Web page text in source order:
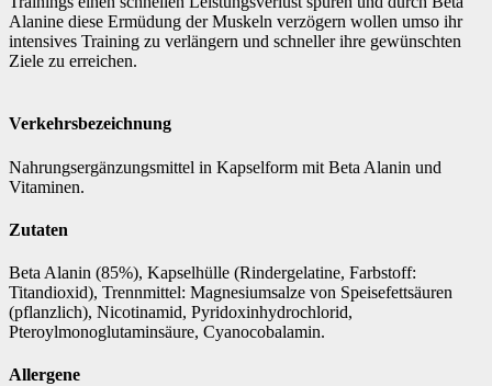
Alanine diese Ermüdung der Muskeln verzögern wollen umso ihr
intensives Training zu verlängern und schneller ihre gewünschten
Ziele zu erreichen.
Verkehrsbezeichnung
Nahrungsergänzungsmittel in Kapselform mit Beta Alanin und
Vitaminen.
Zutaten
Beta Alanin (85%), Kapselhülle (Rindergelatine, Farbstoff:
Titandioxid), Trennmittel: Magnesiumsalze von Speisefettsäuren
(pflanzlich), Nicotinamid, Pyridoxinhydrochlorid,
Pteroylmonoglutaminsäure, Cyanocobalamin.
Allergene